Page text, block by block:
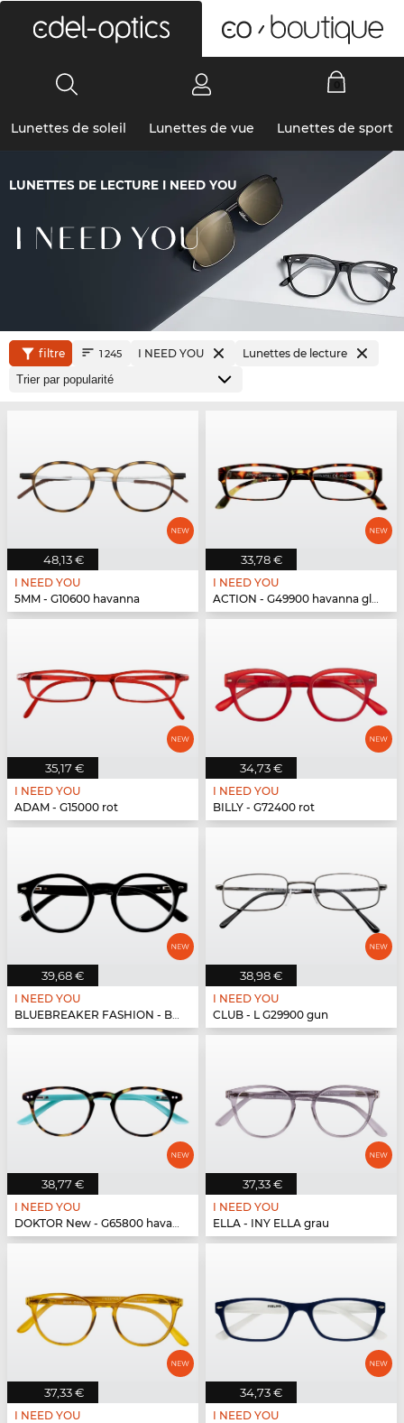
Lunettes de soleil Lunettes de vue Lunettes de sport
LUNETTES DE LECTURE I NEED YOU
filtre 1 245 I NEED YOU Lunettes de lecture
48,13 €
I NEED YOU
5MM - G10600 havanna
33,78 €
I NEED YOU
ACTION - G49900 havanna glänzend
35,17 €
I NEED YOU
ADAM - G15000 rot
34,73 €
I NEED YOU
BILLY - G72400 rot
39,68 €
I NEED YOU
BLUEBREAKER FASHION - BLUEBR Fashion G79400 s...
38,98 €
I NEED YOU
CLUB - L G29900 gun
38,77 €
I NEED YOU
DOKTOR New - G65800 havanna-türkis
37,33 €
I NEED YOU
ELLA - INY ELLA grau
37,33 €
I NEED YOU
34,73 €
I NEED YOU